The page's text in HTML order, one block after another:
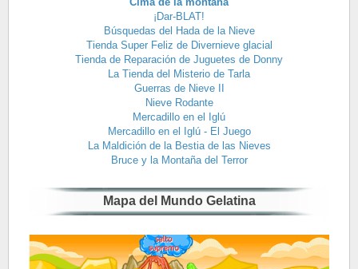
¡Dar-BLAT!
Búsquedas del Hada de la Nieve
Tienda Super Feliz de Divernieve glacial
Tienda de Reparación de Juguetes de Donny
La Tienda del Misterio de Tarla
Guerras de Nieve II
Nieve Rodante
Mercadillo en el Iglú
Mercadillo en el Iglú - El Juego
La Maldición de la Bestia de las Nieves
Bruce y la Montaña del Terror
Mapa del Mundo Gelatina